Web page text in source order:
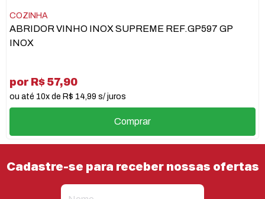
COZINHA
ABRIDOR VINHO INOX SUPREME REF.GP597 GP
INOX
por R$ 57,90
ou até 10x de R$ 14,99 s/ juros
Comprar
Cadastre-se para receber nossas ofertas